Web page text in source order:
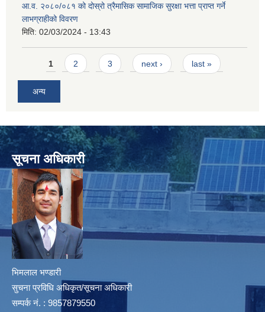
आ.व. २०८०/०८१ को दोस्रो त्रैमासिक सामाजिक सुरक्षा भत्ता प्राप्त गर्ने
लाभग्राहीको विवरण
मिति: 02/03/2024 - 13:43
Pages
1 2 3 next › last »
अन्य
सूचना अधिकारी
भिमलाल भण्डारी
सुचना प्रविधि अधिकृत/सूचना अधिकारी
सम्पर्क नं. : 9857879550